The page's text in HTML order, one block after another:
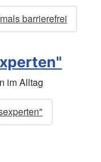
barrierefrei
im Alltag